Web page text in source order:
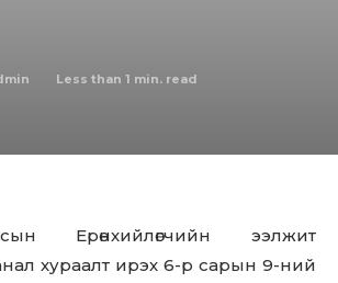
Less than 1 min. read
Ерөнхийлөгчийн ээлжит
хураалт ирэх 6-р сарын 9-ний